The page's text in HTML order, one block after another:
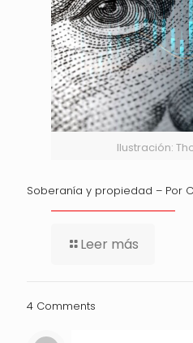
Ilustración:
Soberanía y propiedad – Por
Leer más
4 Comments